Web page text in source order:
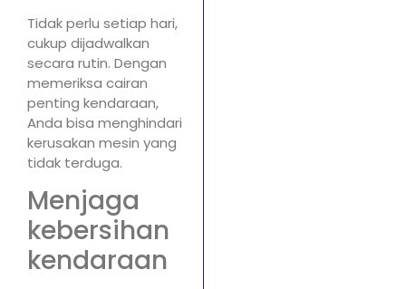
Tidak perlu setiap hari,
cukup dijadwalkan
secara rutin. Dengan
memeriksa cairan
penting kendaraan,
Anda bisa menghindari
kerusakan mesin yang
tidak terduga.
Menjaga
kebersihan
kendaraan